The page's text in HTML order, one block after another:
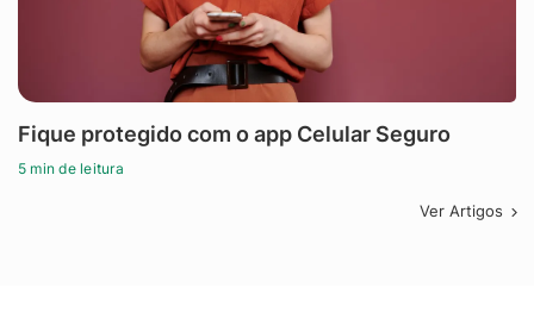
Fique protegido com o app Celular Seguro
5 min de leitura
Ver Artigos